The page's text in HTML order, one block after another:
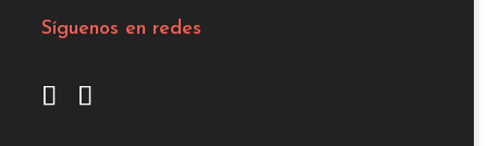
Síguenos en redes